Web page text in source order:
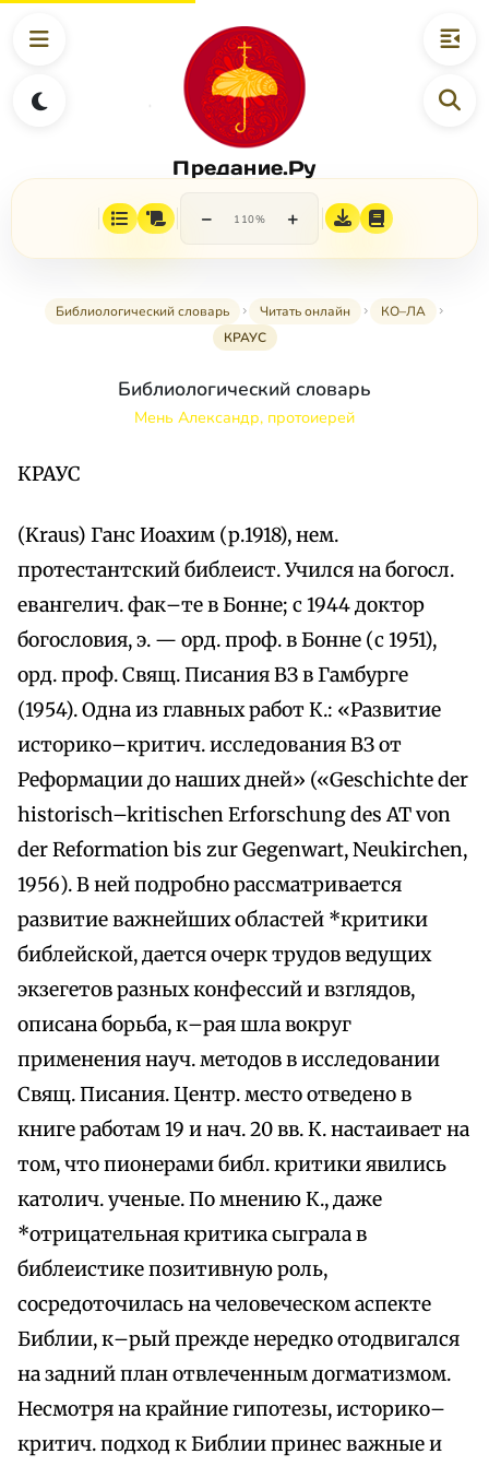
Предание.Ру
− 110% +
Библиологический словарь Читать онлайн
КО–ЛА
КРАУС
Библиологический словарь
Мень Александр, протоиерей
КРАУС
(Kraus) Ганс Иоахим (р.1918), нем.
протестантский библеист. Учился на богосл.
евангелич. фак–те в Бонне; с 1944 доктор
богословия, э. — орд. проф. в Бонне (с 1951),
орд. проф. Свящ. Писания ВЗ в Гамбурге
(1954). Одна из главных работ К.: «Развитие
историко–критич. исследования ВЗ от
Реформации до наших дней» («Geschichte der
historisch–kritischen Erforschung des AT von
der Reformation bis zur Gegenwart, Neukirchen,
1956). В ней подробно рассматривается
развитие важнейших областей *критики
библейской, дается очерк трудов ведущих
экзегетов разных конфессий и взглядов,
описана борьба, к–рая шла вокруг
применения науч. методов в исследовании
Свящ. Писания. Центр. место отведено в
книге работам 19 и нач. 20 вв. К. настаивает на
том, что пионерами библ. критики явились
католич. ученые. По мнению К., даже
*отрицательная критика сыграла в
библеистике позитивную роль,
сосредоточилась на человеческом аспекте
Библии, к–рый прежде нередко отодвигался
на задний план отвлеченным догматизмом.
Несмотря на крайние гипотезы, историко–
критич. подход к Библии принес важные и